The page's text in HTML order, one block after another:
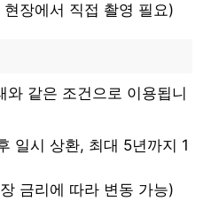
장에서 직접 촬영 필요)
와 같은 조건으로 이용됩니
일시 상환, 최대 5년까지 1
금리에 따라 변동 가능)